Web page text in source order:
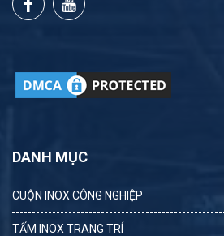
DANH MỤC
CUỘN INOX CÔNG NGHIỆP
TẤM INOX TRANG TRÍ